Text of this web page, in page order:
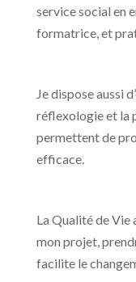
service social en
formatrice, et
Je dispose aussi
réflexologie et la
permettent de
efficace.
La Qualité de
mon projet,
facilite le